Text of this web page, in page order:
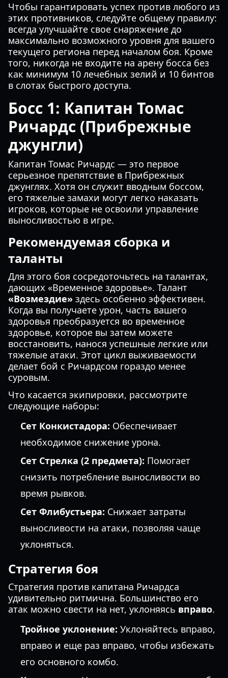
Чтобы гарантировать успех против любого из
этих противников, следуйте общему правилу:
всегда улучшайте свое снаряжение до
максимально возможного уровня для вашего
текущего региона перед началом боя. Кроме
того, никогда не входите на арену босса без
как минимум 10 лечебных зелий и 10 бинтов
в слотах быстрого доступа.
Босс 1: Капитан Томас
Ричардс (Прибрежные
джунгли)
Капитан Томас Ричардс — это первое
серьезное препятствие в Прибрежных
джунглях. Хотя он служит вводным боссом,
его тяжелые замахи могут легко наказать
игроков, которые не освоили управление
выносливостью в игре.
Рекомендуемая сборка и
таланты
Для этого боя сосредоточьтесь на талантах,
дающих «Временное здоровье». Талант
«Возмездие» здесь особенно эффективен.
Когда вы получаете урон, часть вашего
здоровья преобразуется во временное
здоровье, которое вы затем можете
восстановить, нанося успешные легкие или
тяжелые атаки. Этот цикл выживаемости
делает бой с Ричардсом гораздо менее
суровым.
Что касается экипировки, рассмотрите
следующие наборы:
Сет Конкистадора: Обеспечивает
необходимое снижение урона.
Сет Стрелка (2 предмета): Помогает
снизить потребление выносливости во
время рывков.
Сет Флибустьера: Снижает затраты
выносливости на атаки, позволяя чаще
уклоняться.
Стратегия боя
Стратегия против капитана Ричардса
удивительно ритмична. Большинство его
атак можно свести на нет, уклоняясь вправо.
Тройное уклонение: Уклоняйтесь вправо,
вправо и еще раз вправо, чтобы избежать
его основного комбо.